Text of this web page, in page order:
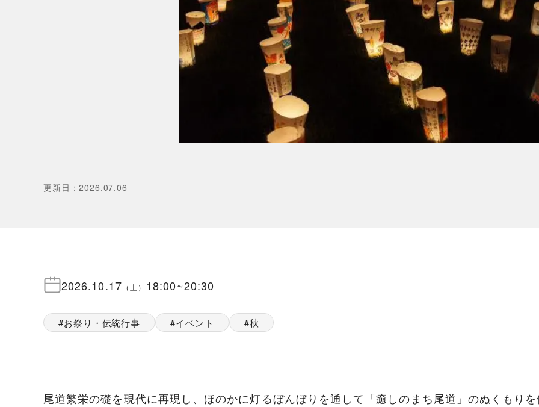
更新日 ：2026.07.06
2026.10.17 （ 土 ） 18:00~20:30
お祭り・伝統行事 イベント 秋
尾道繁栄の礎を現代に再現し、ほのかに灯るぼんぼりを通して「癒しのまち尾道」のぬくもり